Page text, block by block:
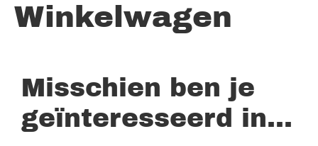
Winkelwagen
Misschien ben je
geïnteresseerd in…